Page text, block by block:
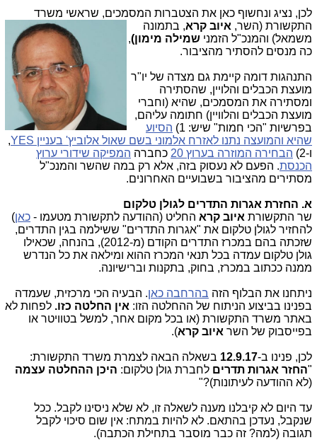
לכן, נציג ונחשוף כאן את הצטברות המסמכים, שראשי משרד
התקשורת (השר, איוב קרא, בתמונה
משמאל) והמנכ"ל הזמני שמילה מימון),
כה מנסים להסתיר מהציבור.
התנהגות דומה קיימת גם מצדה של יו"ר
מועצת הכבלים והלויין, שהסתירה
ומסתירה את המסמכים, שהיא (וחברי
מועצת הכבלים והלוויין) חתומה עליהם,
בפרשיות "הכי חמות" שיש: 1)
הסיוע
שהיא והמועצה נתנו לאזרח אלמוני בשם שאול אלוביץ' בעניין YES
,
ו-2)
הבחירה המוזרה בערוץ 20 כחברה המפיקה שידורי ערוץ
הכנסת. הפעם לא נעסוק בזה, אלא רק במה שהשר והמנכ"ל
מסתירים מהציבור בשבועיים האחרונים.
א. החזרת אגרות התדרים לגולן טלקום
שר התקשורת איוב קרא החליט (ההודעה לתקשורת מטעמו - כאן)
להחזיר לגולן טלקום את "אגרות התדרים" ששילמה בגין התדרים,
שזכתה בהם במכרז התדרים הקודם (מ-2012), בהנחה, שכאילו
גולן טלקום עמדה בכל תנאי המכרז ההוא ומילאה את כל הנדרש
ממנה ככתוב במכרז, בחוק, בתקנות וברישיונה.
ניתחנו את הבלוף הזה בהרחבה כאן. הבעיה הכי מרכזית, שעמדה
בפנינו בביצוע הניתוח של ההחלטה הזו: אין החלטה כזו. לפחות לא
באתר משרד התקשורת (או בכל מקום אחר, למשל בטוויטר או
בפייסבוק של השר איוב קרא).
לכן, פנינו ב-12.9.17 בשאלה הבאה לצמרת משרד התקשורת:
"החזר אגרות תדרים לחברת גולן טלקום: היכן ההחלטה עצמה
(לא ההודעה לעיתונות)?"
עד היום לא קיבלנו מענה לשאלה זו, לא שלא ניסינו לקבל. ככל
שנקבל, נעדכן בהתאם. לא להיות במתח: אין שום סיכוי לקבל
תגובה (למה? זה כבר מוסבר בתחילת הכתבה).